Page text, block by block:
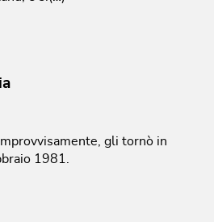
gli tornò in
1981.